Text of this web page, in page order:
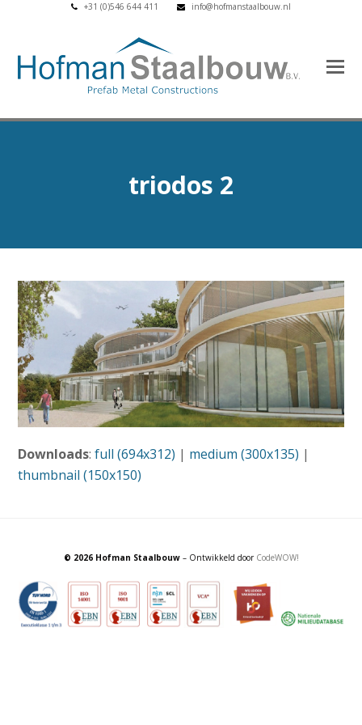
+31 (0)546 644 411 info@hofmanstaalbouw.nl
triodos 2
Downloads:full (694x312) | medium (300x135) |
thumbnail (150x150)
© 2026 Hofman Staalbouw– Ontwikkeld door CodeWOW!